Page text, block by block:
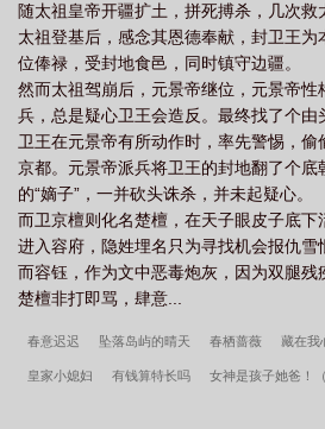
随太祖皇帝开疆扩土，拼死搏杀，几次救
太祖登基后，感念其恩德奉献，封卫王
位俸禄，受封地食邑，同时镇守边疆。
然而太祖驾崩后，元景帝继位，元景帝
兵，总是疑心卫王会造反。最终找了个由
卫王在元景帝有所动作时，率先警惕，
京都。元景帝派兵将卫王的封地翻了个
的“嫡子”，一并砍头诛杀，并未起疑心。
而卫京檀则化名楚檀，在天子眼皮子底下
进入容府，隐姓埋名只为寻找机会报仇雪
而容钰，作为文中恶毒炮灰，因为双腿
楚檀非打即骂，肆意...
春意迟迟 坠落岛屿的晴天 春栖蔷薇 藏在我
皇家小媳妇 有钱算特长吗 女神是孩子她爸！（